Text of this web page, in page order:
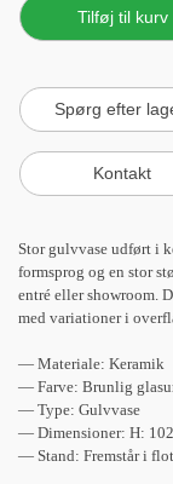
Stor gulvvase udført i
formsprog og en stor
entré eller showroom.
med variationer i
— Materiale: Keramik
— Farve: Brunlig
— Type: Gulvvase
— Dimensioner: H:
— Stand: Fremstår i